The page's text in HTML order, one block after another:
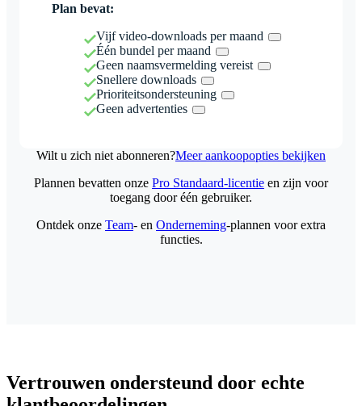
Plan bevat:
Vijf video-downloads per maand
Één bundel per maand
Geen naamsvermelding vereist
Snellere downloads
Prioriteitsondersteuning
Geen advertenties
Wilt u zich niet abonneren?Meer aankoopopties bekijken
Plannen bevatten onze Pro Standaard-licentie en zijn voor
toegang door één gebruiker.
Ontdek onze Team- en Onderneming-plannen voor extra
functies.
Vertrouwen ondersteund door echte